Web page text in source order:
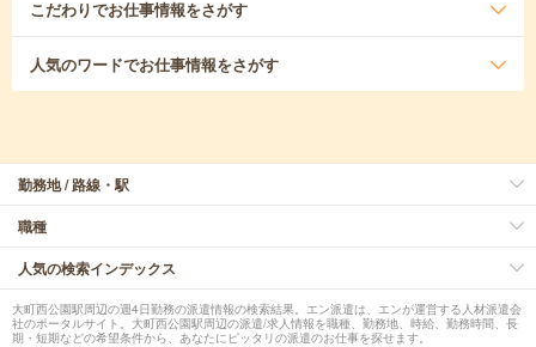
こだわりでお仕事情報をさがす
人気のワードでお仕事情報をさがす
勤務地 / 路線・駅
職種
人気の検索インデックス
大町西公園駅周辺の週4日勤務の派遣情報の検索結果。エン派遣は、エンが運営する人材派遣会
社のポータルサイト。大町西公園駅周辺の派遣/求人情報を職種、勤務地、時給、勤務時間、長
期・短期などの希望条件から、あなたにピッタリの派遣のお仕事を探せます。